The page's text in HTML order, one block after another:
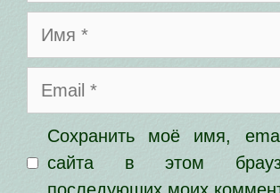
Имя
Email
Сохранить моё имя,
сайта в этом